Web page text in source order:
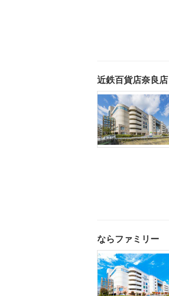
近鉄百貨店奈良店
ならファミリー